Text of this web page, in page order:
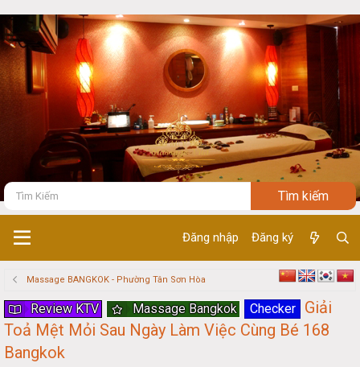
Đăng nhập Đăng ký
Massage BANGKOK - Phường Tân Sơn Hòa
Review KTV Massage Bangkok Checker
Giải
Toả Mệt Mỏi Sau Ngày Làm Việc Cùng Bé 168
Bangkok